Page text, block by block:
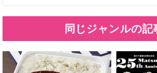
同じジャンルの記